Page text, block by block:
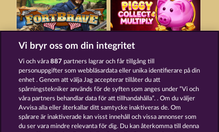
FORT BRAVE PIGGY COLLECT MULTIPLY
ATLAS OF LEGENDS ROMAN LEGION
Vi bryr oss om din integritet
Vi och våra887 partners lagrar och får tillgång till
personuppgifter som webbläsardata eller unika identifierare på din
enhet . Genom att välja Jag accepterar tillåter du att
spårningstekniker används för de syften som anges under ”Vi och
våra partners behandlar data för att tillhandahålla”. . Om du väljer
Avvisa alla eller återkallar ditt samtycke inaktiveras de. Om
spårare är inaktiverade kan visst innehåll och vissa annonser som
du ser vara mindre relevanta för dig. Du kan återkomma till denna